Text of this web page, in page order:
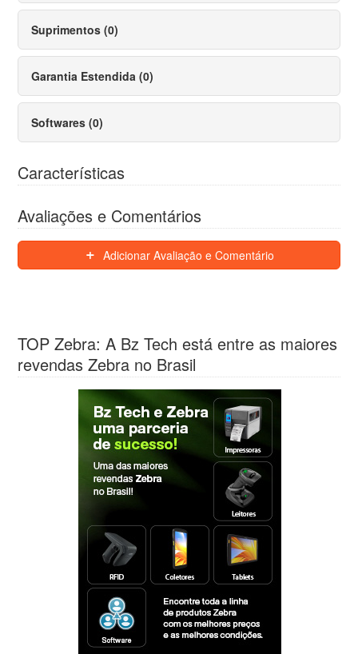
Suprimentos (0)
Garantia Estendida (0)
Softwares (0)
Características
Avaliações e Comentários
Adicionar Avaliação e Comentário
TOP Zebra: A Bz Tech está entre as maiores
revendas Zebra no Brasil